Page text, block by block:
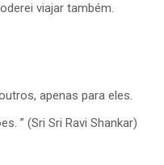
viajar também.
apenas para eles.
” (Sri Sri Ravi Shankar)